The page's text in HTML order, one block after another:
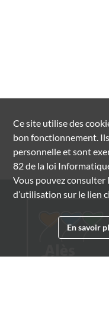
Ce site utilise des
bon fonctionnement.
personnelle et sont
82 de la loi
Vous pouvez consulter
d’utilisation sur le lien
En savoir